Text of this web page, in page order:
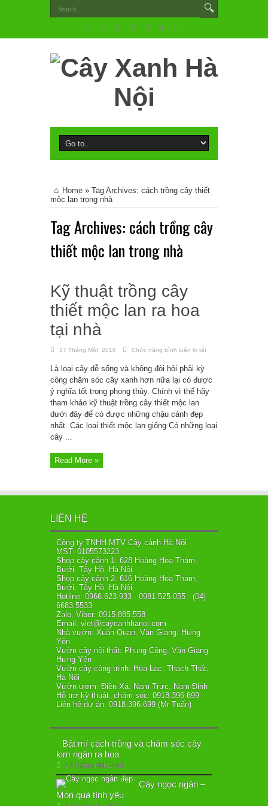
Home » Tag Archives: cách trồng cây thiết
mộc lan trong nhà
Tag Archives: cách trồng cây
thiết mộc lan trong nhà
Kỹ thuật trồng cây
thiết mộc lan ra hoa
tại nhà
17 Tháng Một, 2018 Chức năng bình luận bị tắt
thiết
mộc
lan
nhà
Là loại cây dễ sống và không đòi hỏi phải kỳ
công chăm sóc cây xanh hơn nữa lại có được
ý nghĩa tốt trong phong thủy. Chính vì thế hãy
tham khảo kỹ thuật trồng cây thiết mộc lan
dưới đây để có được những chậu cảnh đẹp
nhất. Các loại thiết mộc lan giống Có những loại
cây ...
Read More »
LIÊN HỆ
Công ty TNHH MTV Cây cảnh Hà Nội -
MST: 0105573223
Shop cây cảnh 1: 628 Hoàng Hoa Thám,
Bưởi, Tây Hồ, Hà Nội
Shop cây cảnh 2: 616 Hoàng Hoa Thám,
Bưởi, Tây Hồ, Hà Nội
Hotline: 0966.623.933 - 0981.525.055 - (04)
6683.5533
Zalo, Viber: 0915.885.558
Email: viet@caycanhhanoi.com
Nhà vườn: Xuân Quan, Văn Giang, Hưng
Yên
Vườn cây nội thất: Phụng Công, Văn Giang,
Hưng Yên
Vườn cây công trình: Hòa Lạc, Thạch Thất,
Hà Nội
Vườn ươm: Điền Xá, Nam Trực, Nam Định
Hỗ trợ kỹ thuật, chăm sóc: 0918.396.699
Liên hệ dự án: 0918.396.699 (Mr Tuấn)
Bật mí cách trồng và chăm sóc cây
kim ngân ra hoa
16 Tháng Một, 2018
Cây ngọc ngân –
Món quà tình yêu